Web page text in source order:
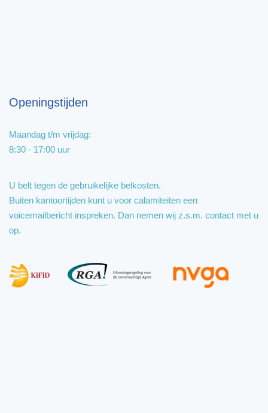
Openingstijden
Maandag t/m vrijdag:
8:30 - 17:00 uur
U belt tegen de gebruikelijke belkosten.
Buiten kantoortijden kunt u voor calamiteiten een
voicemailbericht inspreken. Dan nemen wij z.s.m. contact met u
op.